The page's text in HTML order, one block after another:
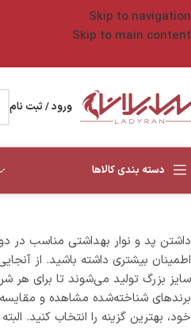
Skip to navigation
Skip to main content
ورود / ثبت نام
دسته بندی کالاها
مراقبت صورت
ضد آفتاب
ضد جوش و آکنه
ضد چروک
سرم صورت
پاک کننده و
شوینده صورت
دستمال مرطوب
آرایش پاک کن و
تونر و تونیک
داشتن پد و نوار بهداشتی مناسب در
اطمینان بیشتری داشته باشید. از
سایز بزرگ تولید می‌شوند تا برای هر
برندهای شناخته‌شده مشاهده و
خود، بهترین گزینه را انتخاب کنید.